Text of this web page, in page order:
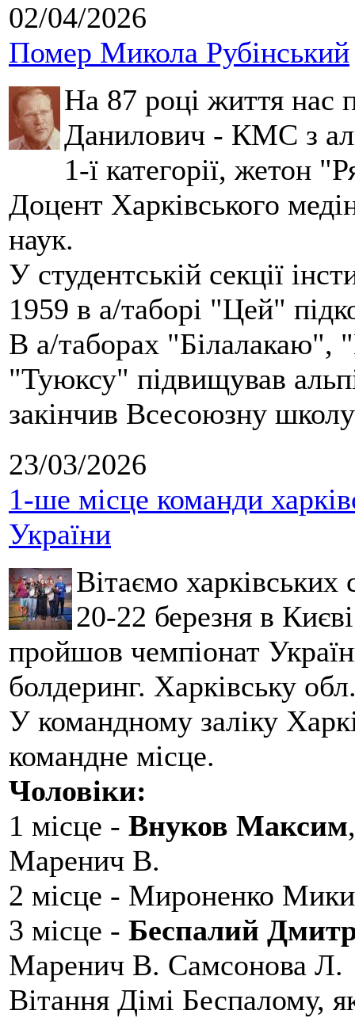
02/04/2026
Помер Микола Рубінський
На 87 році життя нас
Данилович - КМС з
1-ї категорії, жетон
Доцент Харківського
наук.
У студентській секції
1959 в а/таборі "Цей"
В а/таборах "Білалакаю",
"Туюксу" підвищував
закінчив Всесоюзну
23/03/2026
1-ше місце команди
України
Вітаємо
20-22 березня в
пройшов чемпіонат
болдеринг. Харківську
У командному заліку
командне місце.
Чоловіки:
1 місце - Внуков Максим
Маренич В.
2 місце - Мироненко
3 місце - Беспалий
Маренич В. Самсонова Л.
Вітання Дімі Беспалому,